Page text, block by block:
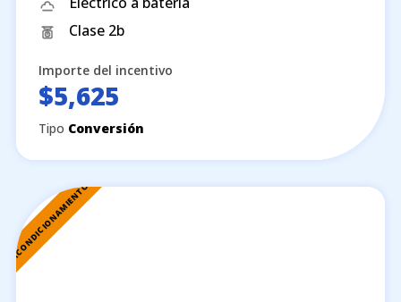
Clase 2b
Importe del incentivo
$5,625
Tipo Conversión
REACONDICIONAMIENTO